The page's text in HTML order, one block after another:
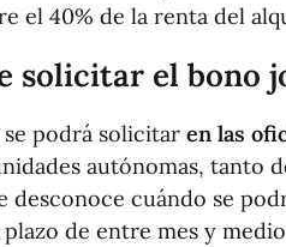
el 40% de la renta del
solicitar el bono
se podrá solicitar en las
autónomas, tanto
desconoce cuándo se
de entre mes y